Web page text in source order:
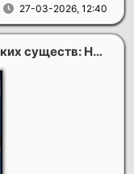
27-03-2026, 12:40
Обновлённый дневник мистических существ: Начало